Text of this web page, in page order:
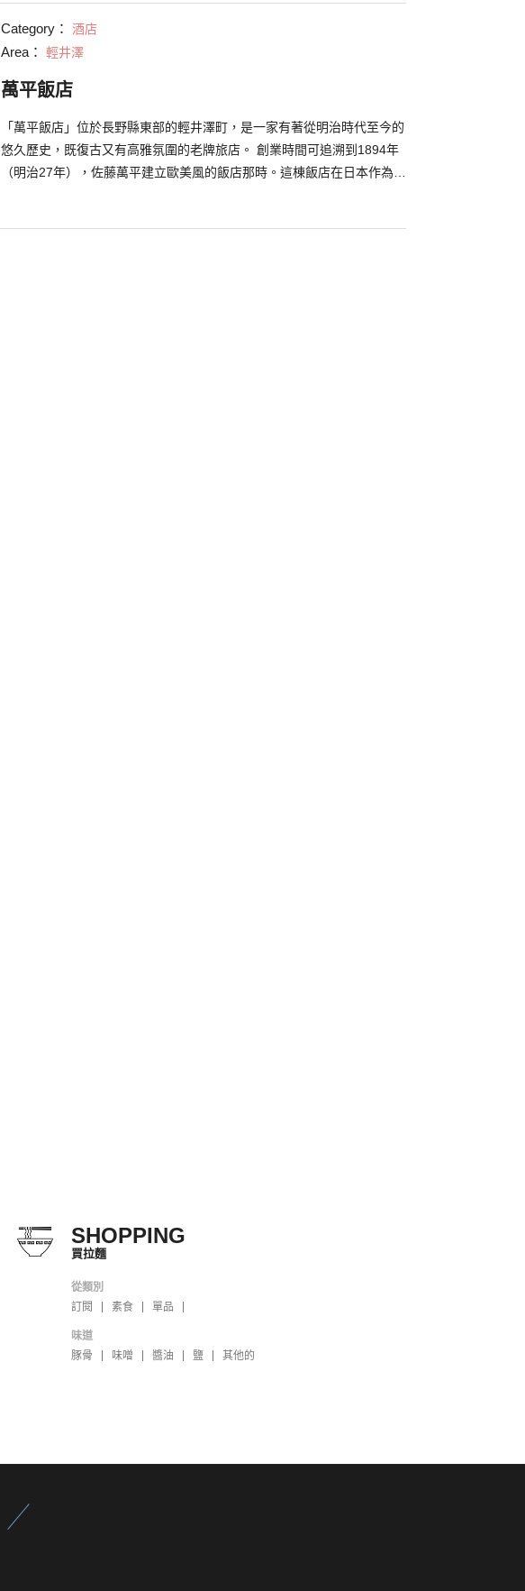
歌隊的演唱會等音樂會。各位不妨來聽聽音樂，療癒一下身心如何呢？
Category： 酒店
Area： 輕井澤
萬平飯店
「萬平飯店」位於長野縣東部的輕井澤町，是一家有著從明治時代至今的
悠久歷史，既復古又有高雅氛圍的老牌旅店。 創業時間可追溯到1894年
（明治27年），佐藤萬平建立歐美風的飯店那時。這棟飯店在日本作為少
SHOPPING
買拉麵
從類別
訂閱
素食 單品
味道
豚骨
味噌 醬油 鹽 其他的